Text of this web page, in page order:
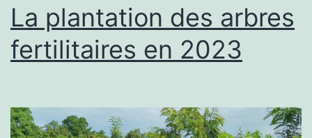
La plantation des arbres
fertilitaires en 2023